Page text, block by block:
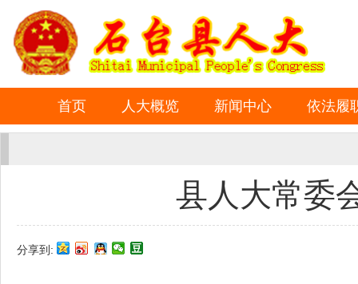
首页 人大概览 新闻中心 依法履
县人大常委
分享到: